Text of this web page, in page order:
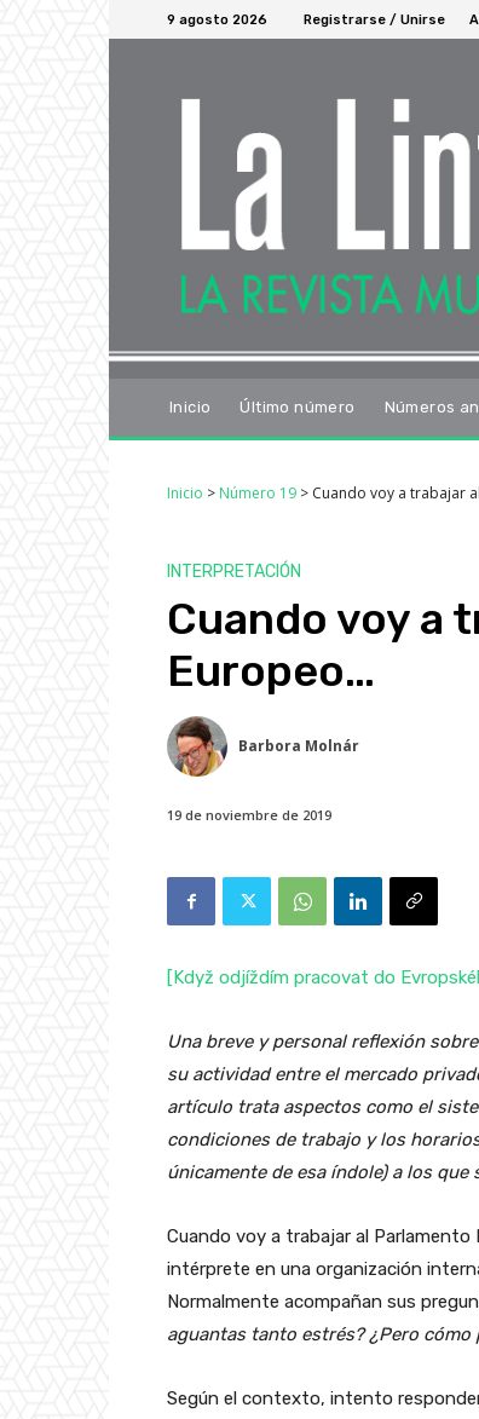
9 agosto 2026 Registrarse / Unirse
Inicio Último número Números
Inicio > Número 19 > Cuando voy a trabajar
INTERPRETACIÓN
Cuando voy a
Europeo…
Barbora Molnár
19 de noviembre de 2019
[Když odjíždím pracovat do
Una breve y personal reflexión
su actividad entre el mercado
artículo trata aspectos como el
condiciones de trabajo y los
únicamente de esa índole) a los
Cuando voy a trabajar al
intérprete en una organización
Normalmente acompañan sus
aguantas tanto estrés? ¿Pero
Según el contexto, intento